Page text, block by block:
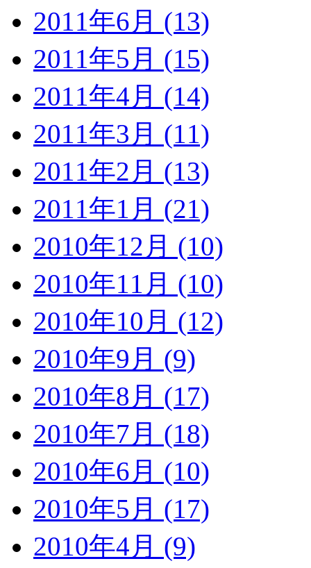
2011年6月 (13)
2011年5月 (15)
2011年4月 (14)
2011年3月 (11)
2011年2月 (13)
2011年1月 (21)
2010年12月 (10)
2010年11月 (10)
2010年10月 (12)
2010年9月 (9)
2010年8月 (17)
2010年7月 (18)
2010年6月 (10)
2010年5月 (17)
2010年4月 (9)